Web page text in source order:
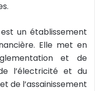
un établissement
Elle met en
et de
l’électricité et du
de l’assainissement